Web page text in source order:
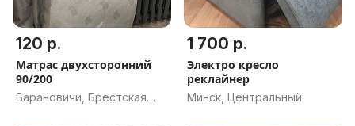
120 р.
Матрас двухсторонний
90/200
Барановичи, Брестская
1 700 р.
Электро кресло
реклайнер
Минск, Центральный